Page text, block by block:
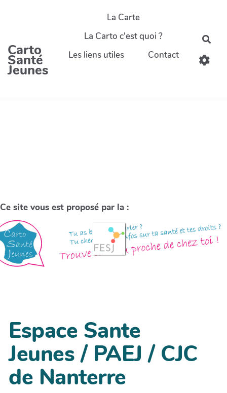
Carto
Santé
Jeunes
La Carte
La Carto c'est quoi ?
Les liens utiles
Contact
Ce site vous est proposé par la :
Espace Sante
Jeunes / PAEJ / CJC
de Nanterre